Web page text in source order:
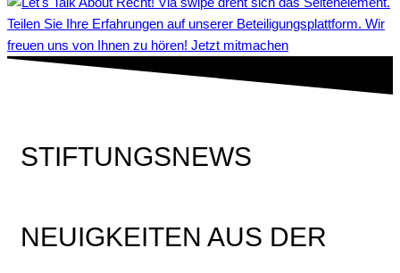
Teilen Sie Ihre Erfahrungen auf unserer Beteiligungsplattform. Wir
freuen uns von Ihnen zu hören! Jetzt mitmachen
STIFTUNGSNEWS
NEUIGKEITEN AUS DER